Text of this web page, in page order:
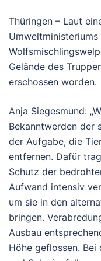
Thüringen – Laut
Gelände des
erschossen worden.
Anja Siegesmund:
Bekanntwerden der
der Aufgabe, die
entfernen. Dafür
Schutz der
Aufwand intensiv
um sie in den
bringen.
Ausbau
Höhe geflossen.